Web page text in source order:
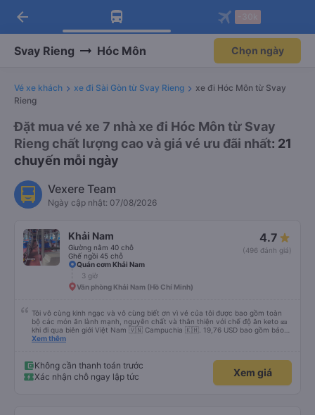
Tải app Vexere ngay!
Nhận ưu đãi thành viên độc
Mở app
Tải app Vexere
-30k/ghế khi đặt vé máy bay qua
Mở app
arrow_back
Svay Rieng Hóc Môn Chọn ngày
Vé xe khách xe đi Sài Gòn từ Svay Rieng
xe đi Hóc Môn từ Svay
Rieng
Đặt mua vé xe 7 nhà xe đi Hóc Môn từ Svay
Rieng chất lượng cao và giá vé ưu đãi nhất: 21
chuyến mỗi ngày
Vexere Team
Ngày cập nhật: 07/08/2026
Khải Nam
Giường nằm 40 chỗ
Ghế ngồi 45 chỗ
4.7
(496 đánh giá)
Quán cơm Khải Nam
3 giờ
Văn phòng Khải Nam (Hồ Chí Minh)
Tôi vô cùng kinh ngạc và vô cùng biết ơn vì vé của tôi được bao gồm toàn
bộ các món ăn lành mạnh, nguyên chất và thân thiện với chế độ ăn keto 🎫
khi đi qua biên giới Việt Nam 🇻🇳 Campuchia 🇰🇭. 19,76 USD bao gồm bảo
hiểm, nước, khăn giấy ướt, túi đựng giày, máy lạnh, sự hỗ trợ tại biên giới để
buýt rộng rãi, sạch sẽ và chỉ còn một nửa chỗ. Tôi chắc chắn sẽ chuyển từ
máy bay ✈️ sang xe buýt giường nằm 🚌 ngay bây giờ. Tuyệt vời, không căng
thẳng và an toàn. Bữa sáng của tôi; thịt bò mỏng chiên 🥩 đậu xanh &amp;
Xem thêm
Không cần thanh toán trước
Xác nhận chỗ ngay lập tức
Xem giá